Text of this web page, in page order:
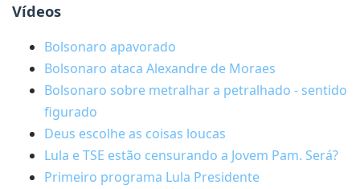
Vídeos
Bolsonaro apavorado
Bolsonaro ataca Alexandre de Moraes
Bolsonaro sobre metralhar a petralhado - sentido
figurado
Deus escolhe as coisas loucas
Lula e TSE estão censurando a Jovem Pam. Será?
Primeiro programa Lula Presidente